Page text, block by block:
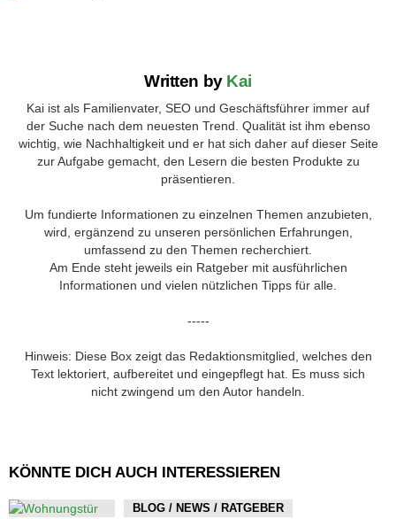
Written by Kai
Kai ist als Familienvater, SEO und Geschäftsführer immer auf
der Suche nach dem neuesten Trend. Qualität ist ihm ebenso
wichtig, wie Nachhaltigkeit und er hat sich daher auf dieser Seite
zur Aufgabe gemacht, den Lesern die besten Produkte zu
präsentieren.
Um fundierte Informationen zu einzelnen Themen anzubieten,
wird, ergänzend zu unseren persönlichen Erfahrungen,
umfassend zu den Themen recherchiert.
Am Ende steht jeweils ein Ratgeber mit ausführlichen
Informationen und vielen nützlichen Tipps für alle.
-----
Hinweis: Diese Box zeigt das Redaktionsmitglied, welches den
Text lektoriert, aufbereitet und eingepflegt hat. Es muss sich
nicht zwingend um den Autor handeln.
KÖNNTE DICH AUCH INTERESSIEREN
BLOG / NEWS / RATGEBER